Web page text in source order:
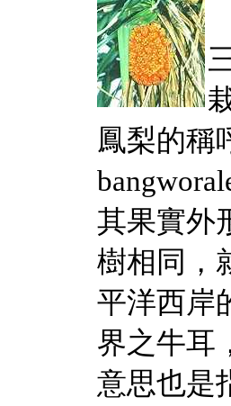
鳳梨的稱
其果實外
樹相同，
平洋西岸
界之牛耳
意思也是